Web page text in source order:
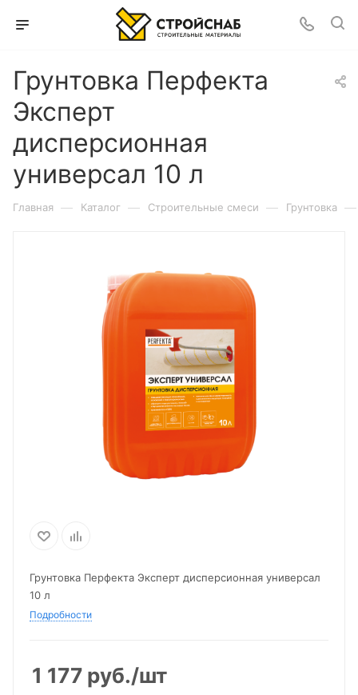
Грунтовка Перфекта
Эксперт
дисперсионная
универсал 10 л
Главная — Каталог — Строительные смеси — Грунтовка —
Грунтовка Перфекта Эксперт дисперсионная универсал
10 л
Подробности
1 177 руб./шт